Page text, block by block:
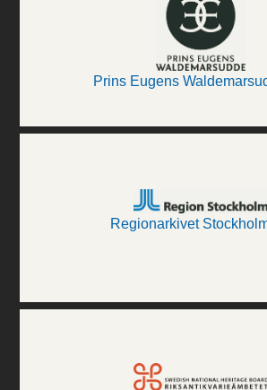
Prins Eugens
Regionarkivet